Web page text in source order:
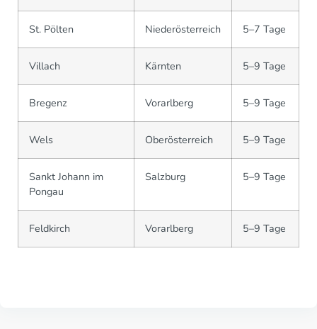
St. Pölten Niederösterreich 5–7 Tage
Villach Kärnten 5–9 Tage
Bregenz Vorarlberg 5–9 Tage
Wels Oberösterreich 5–9 Tage
Sankt Johann im
Pongau
Salzburg 5–9 Tage
Feldkirch Vorarlberg 5–9 Tage